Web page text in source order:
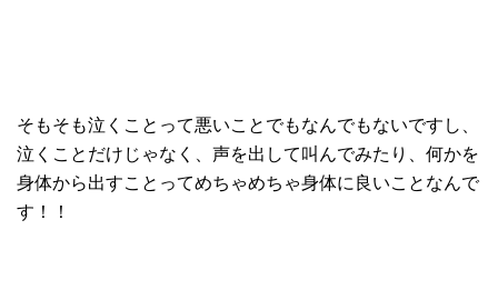
そもそも泣くことって悪いことでもなんでもないですし、
泣くことだけじゃなく、声を出して叫んでみたり、 何かを
身体から出すことってめちゃめちゃ身体に良いことなんで
す ！！